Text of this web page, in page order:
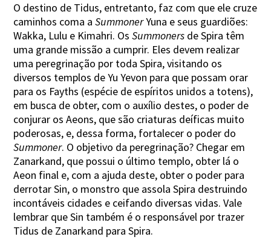
O destino de Tidus, entretanto, faz com que ele cruze
caminhos coma aSummonerYuna e seus guardiões:
Wakka, Lulu e Kimahri. OsSummoners de Spira têm
uma grande missão a cumprir. Eles devem realizar
uma peregrinação por toda Spira, visitando os
diversos templos de Yu Yevon para que possam orar
para os Fayths (espécie de espíritos unidos a totens),
em busca de obter, com o auxílio destes, o poder de
conjurar os Aeons, que são criaturas deíficas muito
poderosas, e, dessa forma, fortalecer o poder do
Summoner. O objetivo da peregrinação? Chegar em
Zanarkand, que possui o último templo, obter lá o
Aeon final e, com a ajuda deste, obter o poder para
derrotar Sin, o monstro que assola Spira destruindo
incontáveis cidades e ceifando diversas vidas. Vale
lembrar que Sin também é o responsável por trazer
Tidus de Zanarkand para Spira.